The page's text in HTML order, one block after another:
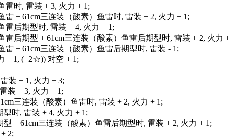
雷时, 雷装 + 3, 火力 + 1;
雷 + 61cm三连装（酸素）鱼雷时, 雷装 + 2, 火力 + 1;
雷后期型时, 雷装 + 4, 火力 + 1;
雷后期型 + 61cm三连装（酸素）鱼雷后期型时, 雷装 + 2, 火力 +
雷 + 61cm三连装（酸素）鱼雷后期型时, 雷装 - 1;
+ 1, (+2☆)) 对空 + 1;
装 + 1, 火力 + 3;
装 + 3, 火力 + 1;
三连装（酸素）鱼雷时, 雷装 + 2, 火力 + 1;
时, 雷装 + 4, 火力 + 1;
+ 61cm三连装（酸素）鱼雷后期型时, 雷装 + 2, 火力 + 1;
2;